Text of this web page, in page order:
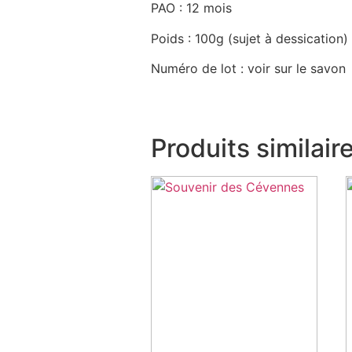
PAO : 12 mois
Poids : 100g (sujet à dessication)
Numéro de lot : voir sur le savon
Produits